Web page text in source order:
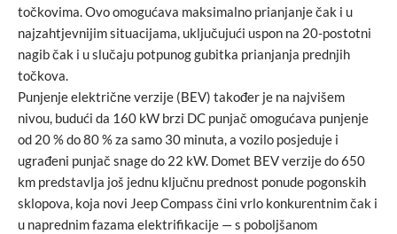
točkovima. Ovo omogućava maksimalno prianjanje čak i u
najzahtjevnijim situacijama, uključujući uspon na 20-postotni
nagib čak i u slučaju potpunog gubitka prianjanja prednjih
točkova.
Punjenje električne verzije (BEV) također je na najvišem
nivou, budući da 160 kW brzi DC punjač omogućava punjenje
od 20 % do 80 % za samo 30 minuta, a vozilo posjeduje i
ugrađeni punjač snage do 22 kW. Domet BEV verzije do 650
km predstavlja još jednu ključnu prednost ponude pogonskih
sklopova, koja novi Jeep Compass čini vrlo konkurentnim čak i
u naprednim fazama elektrifikacije — s poboljšanom